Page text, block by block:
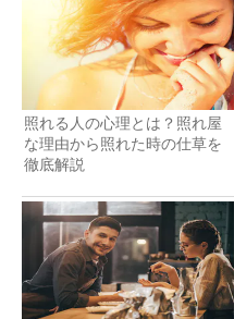
照れる人の心理とは？照れ屋
な理由から照れた時の仕草を
徹底解説